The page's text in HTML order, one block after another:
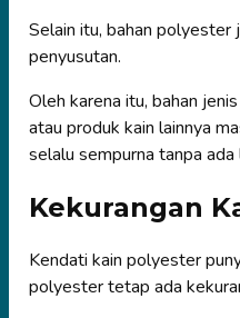
Selain itu, bahan polyester
penyusutan.
Oleh karena itu, bahan
atau produk kain lainnya
selalu sempurna tanpa
Kekurangan
Kendati kain polyester
polyester tetap ada